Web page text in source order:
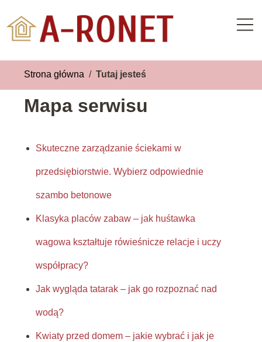
Strona główna / Tutaj jesteś
Mapa serwisu
Skuteczne zarządzanie ściekami w
przedsiębiorstwie. Wybierz odpowiednie
szambo betonowe
Klasyka placów zabaw – jak huśtawka
wagowa kształtuje rówieśnicze relacje i uczy
współpracy?
Jak wygląda tatarak – jak go rozpoznać nad
wodą?
Kwiaty przed domem – jakie wybrać i jak je